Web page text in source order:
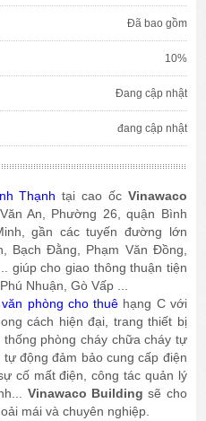
Đã bao gồm
10%
Đang cập nhật
đang cập nhật
Thạnh tại cao ốc Vinawaco
An, Phường 26, quận Bình
gần các tuyến đường lớn
Bạch Đằng, Phạm Văn Đồng,
giúp cho giao thông thuận tiện
Nhuận, Gò Vấp ...
văn phòng cho thuê hạng C với
cách hiện đại, trang thiết bị
phòng cháy chữa cháy tự
động đảm bảo cung cấp điện
cố mất điện, công tác quản lý
Vinawaco Building sẽ cho
mái và chuyên nghiệp.